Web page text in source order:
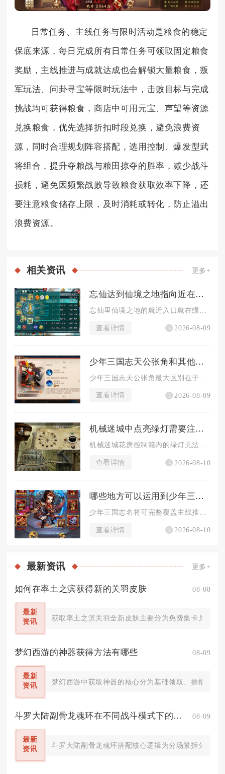
日常任务、主线任务与限时活动是粮食的稳定
保底来源，每日完成所有日常任务可领取固定粮食
奖励，主线推进与成就达成也会解锁大量粮食，叛
军玩法、问卦寻宝等限时玩法中，击败目标与完成
挑战均可获得粮食，商店中可用元宝、声望等资源
兑换粮食，优先选择折扣时段兑换，避免浪费资
源，同时合理规划阵容搭配，选用控制、爆发型武
将组合，提升夺粮战与粮田掠夺的胜率，减少战斗
损耗，避免因频繁战败导致粮食获取效率下降，还
要注意粮食储存上限，及时消耗或转化，防止溢出
浪费资源。
相关资讯 更多+
忘仙达到仙境之地指向近在何处
查看详情 2026-08-09
少年三国志天公张角和其他角色有什么差别
查看详情 2026-08-09
机械迷城中点亮绿灯需要注意什么
机械迷城花房控制箱内的绿灯无法直接点亮，必须先完成前置道具收...
查看详情 2026-08-10
哪些地方可以运用到少年三国志名将
查看详情 2026-08-10
最新资讯 更多+
如何在率土之滨获得新的关羽皮肤 08-08
最新
资讯
获取率土之滨关羽全新皮肤主要分为免费集卡兑换
梦幻西游的神器获得方法有哪些 08-09
最新
资讯
梦幻西游中获取神器的核心分为基础领取、插槽解
斗罗大陆副骨龙魂环在不同战斗模式下的搭配策略是什么 08-09
最新
资讯
斗罗大陆副骨龙魂环搭配核心逻辑为分场景拆分生